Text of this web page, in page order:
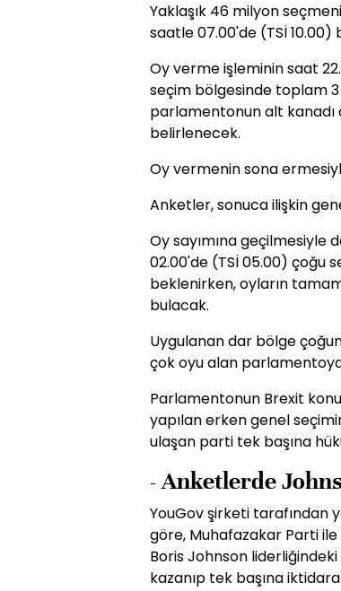
Yaklaşık 46 milyon
saatle 07.00'de (TSİ 10.00)
Oy verme işleminin saat
seçim bölgesinde toplam 3
parlamentonun alt kanadı
belirlenecek.
Oy vermenin sona
Anketler, sonuca ilişkin
Oy sayımına geçilmesiyle
02.00'de (TSİ 05.00) çoğu
beklenirken, oyların
bulacak.
Uygulanan dar bölge
çok oyu alan
Parlamentonun Brexit
yapılan erken genel
ulaşan parti tek başına
- Anketlerde
YouGov şirketi tarafından
göre, Muhafazakar Parti
Boris Johnson
kazanıp tek başına